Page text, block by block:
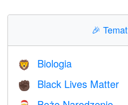
🎉 Temat
🦁 Biologia
✊🏿 Black Lives Matter